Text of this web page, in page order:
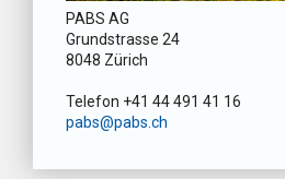
PABS AG
Grundstrasse 24
8048 Zürich
Telefon +41 44 491 41 16
pabs@pabs.ch